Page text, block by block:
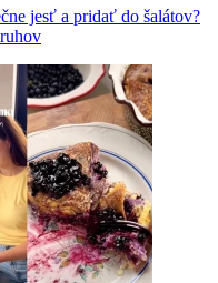
jesť a pridať do šalátov?